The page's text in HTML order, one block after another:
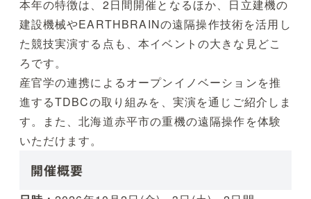
本年の特徴は、2日間開催となるほか、日立建機の
建設機械やEARTHBRAINの遠隔操作技術を活用し
た競技実演する点も、本イベントの大きな見どこ
ろです。
産官学の連携によるオープンイノベーションを推
進するTDBCの取り組みを、実演を通じご紹介しま
す。また、北海道赤平市の重機の遠隔操作を体験
いただけます。
開催概要